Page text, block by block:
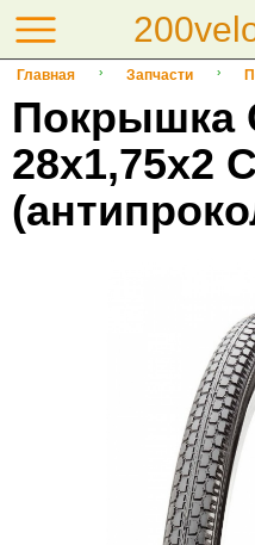
Главная Запчасти
Покрышка
28x1,75x2